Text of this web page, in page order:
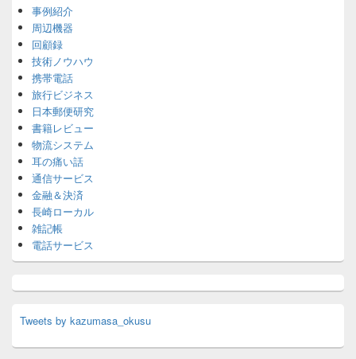
事例紹介
周辺機器
回顧録
技術ノウハウ
携帯電話
旅行ビジネス
日本郵便研究
書籍レビュー
物流システム
耳の痛い話
通信サービス
金融＆決済
長崎ローカル
雑記帳
電話サービス
Tweets by kazumasa_okusu